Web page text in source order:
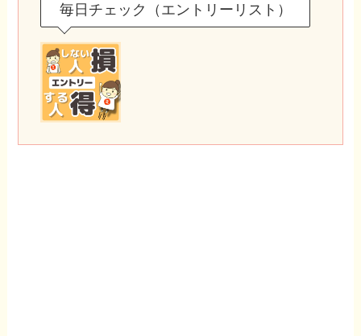
毎日チェック（エントリーリスト）